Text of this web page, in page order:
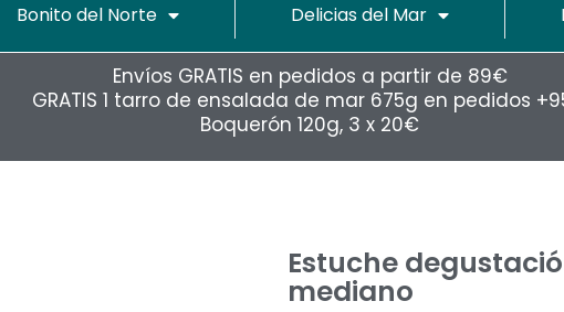
Bonito del Norte Delicias del Mar
Envíos GRATIS en pedidos a partir de 89€
GRATIS 1 tarro de ensalada de mar 675g en pedidos
Boquerón 120g, 3 x 20€
Estuche
mediano